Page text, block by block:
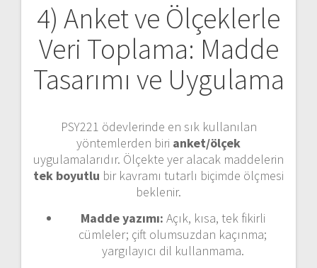
4) Anket ve Ölçeklerle
Veri Toplama: Madde
Tasarımı ve Uygulama
PSY221 ödevlerinde en sık kullanılan
yöntemlerden biri anket/ölçek
uygulamalarıdır. Ölçekte yer alacak maddelerin
tek boyutlu bir kavramı tutarlı biçimde ölçmesi
beklenir.
Madde yazımı: Açık, kısa, tek fikirli
cümleler; çift olumsuzdan kaçınma;
yargılayıcı dil kullanmama.